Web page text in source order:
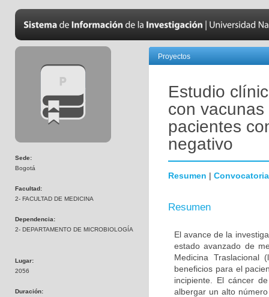
Sede:
Bogotá
Facultad:
2- FACULTAD DE MEDICINA
Dependencia:
2- DEPARTAMENTO DE MICROBIOLOGÍA
Lugar:
2056
Duración:
Proyectos
Estudio
con
pacientes
negativo
Resumen | Convocatoria
Resumen
El avance de la
estado avanzado de
Medicina
beneficios para el
incipiente. El cáncer
albergar un alto